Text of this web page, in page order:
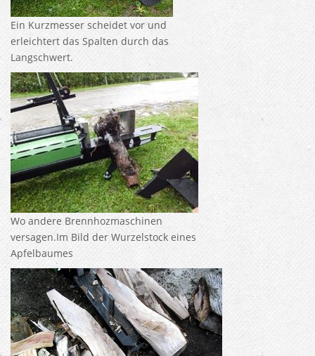
Ein Kurzmesser scheidet vor und
erleichtert das Spalten durch das
Langschwert.
Wo andere Brennhozmaschinen
versagen.Im Bild der Wurzelstock eines
Apfelbaumes